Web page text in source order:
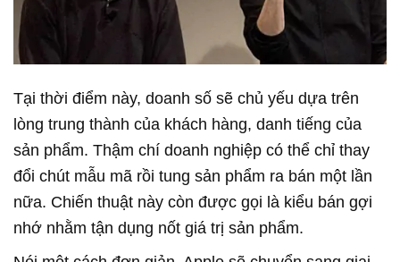
Tại thời điểm này, doanh số sẽ chủ yếu dựa trên
lòng trung thành của khách hàng, danh tiếng của
sản phẩm. Thậm chí doanh nghiệp có thể chỉ thay
đổi chút mẫu mã rồi tung sản phẩm ra bán một lần
nữa. Chiến thuật này còn được gọi là kiểu bán gợi
nhớ nhằm tận dụng nốt giá trị sản phẩm.